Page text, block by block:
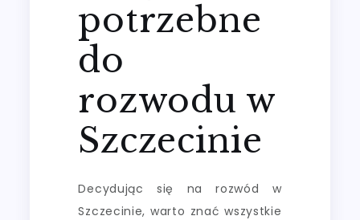
potrzebne
do
rozwodu w
Szczecinie
Decydując się na rozwód w
Szczecinie, warto znać wszystkie